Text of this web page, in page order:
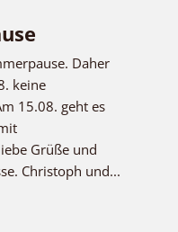
Daher
keine
15.08. geht es
Grüße und
Christoph und...